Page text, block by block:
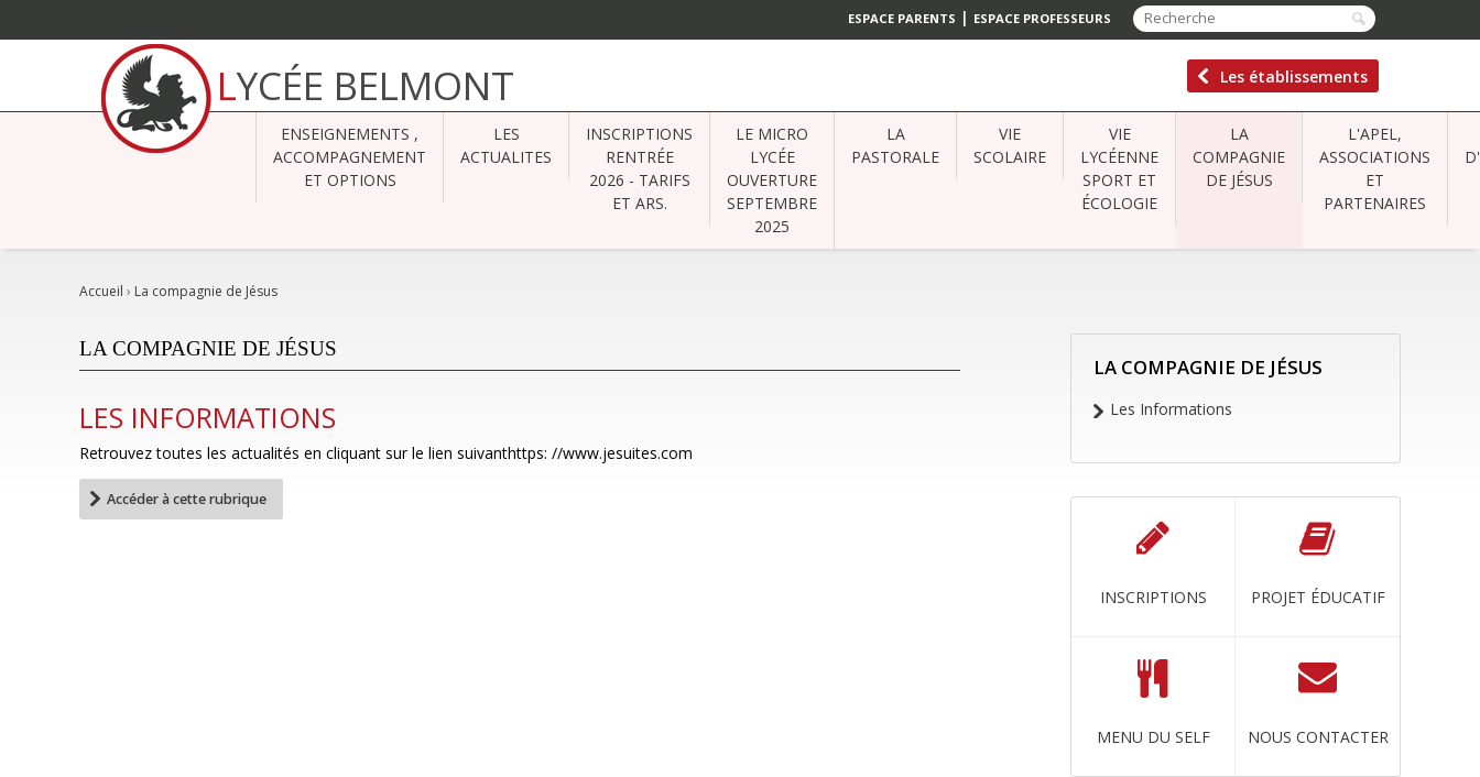
ESPACE PARENTS | ESPACE PROFESSEURS
contenu.
Aller
LYCÉE BELMONT Les établissements
ENSEIGNEMENTS ,
ACCOMPAGNEMENT
ET OPTIONS
LES
ACTUALITES
INSCRIPTIONS
RENTRÉE
2026 - TARIFS
ET ARS.
LE MICRO
LYCÉE
OUVERTURE
SEPTEMBRE
2025
LA
PASTORALE
VIE
SCOLAIRE
VIE
LYCÉENNE
SPORT ET
ÉCOLOGIE
LA
COMPAGNIE
DE JÉSUS
L'APEL,
ASSOCIATIONS
ET
PARTENAIRES
Accueil › La compagnie de Jésus
NAVIGATION
LA COMPAGNIE DE JÉSUS
Les Informations
INSCRIPTIONS PROJET ÉDUCATIF
MENU DU SELF NOUS CONTACTER
LA COMPAGNIE DE JÉSUS
LES INFORMATIONS
Retrouvez toutes les actualités en cliquant sur le lien suivanthttps: //www.jesuites.com
Accéder à cette rubrique